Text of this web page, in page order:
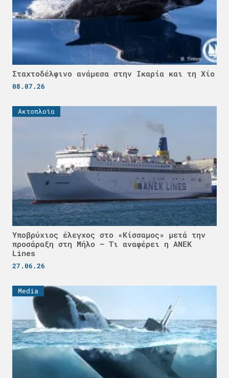
Σταχτοδέλφινο ανάμεσα στην Ικαρία και τη Χίο
08.07.26
Ακτοπλοϊα
Υποβρύχιος έλεγχος στο «Κίσσαμος» μετά την
προσάραξη στη Μήλο – Τι αναφέρει η ANEK
Lines
27.06.26
Media